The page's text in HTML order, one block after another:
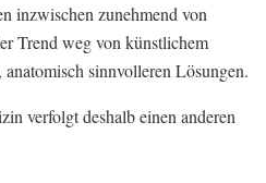
inzwischen zunehmend von
Trend weg von künstlichem
sinnvolleren Lösungen.
verfolgt deshalb einen anderen